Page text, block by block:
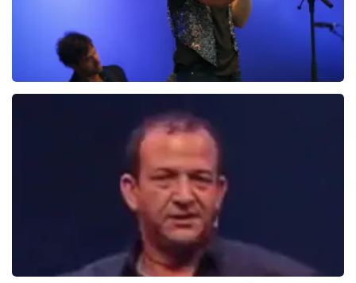
274+reviews